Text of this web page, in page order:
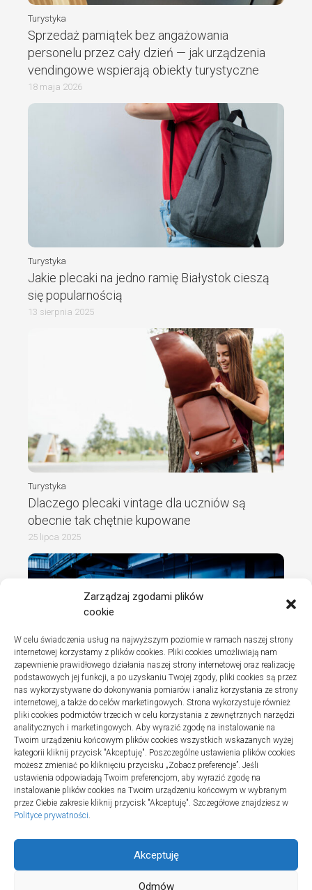
Zarządzaj zgodami plików
cookie
W celu świadczenia usług na najwyższym poziomie w ramach naszej strony
internetowej korzystamy z plików cookies. Pliki cookies umożliwiają nam
zapewnienie prawidłowego działania naszej strony internetowej oraz realizację
podstawowych jej funkcji, a po uzyskaniu Twojej zgody, pliki cookies są przez
nas wykorzystywane do dokonywania pomiarów i analiz korzystania ze strony
internetowej, a także do celów marketingowych. Strona wykorzystuje również
pliki cookies podmiotów trzecich w celu korzystania z zewnętrznych narzędzi
analitycznych i marketingowych. Aby wyrazić zgodę na instalowanie na
Twoim urządzeniu końcowym plików cookies wszystkich wskazanych wyżej
kategorii kliknij przycisk "Akceptuję". Poszczególne ustawienia plików cookies
możesz zmieniać po kliknięciu przycisku „Zobacz preferencje”. Jeśli
ustawienia odpowiadają Twoim preferencjom, aby wyrazić zgodę na
instalowanie plików cookies na Twoim urządzeniu końcowym w wybranym
przez Ciebie zakresie kliknij przycisk "Akceptuję". Szczegółowe znajdziesz w
Polityce prywatności.
Akceptuję
Odmów
Turystyka
Sprzedaż pamiątek bez angażowania
personelu przez cały dzień — jak urządzenia
vendingowe wspierają obiekty turystyczne
18 maja 2026
Turystyka
Jakie plecaki na jedno ramię Białystok cieszą
się popularnością
13 sierpnia 2025
Turystyka
Dlaczego plecaki vintage dla uczniów są
obecnie tak chętnie kupowane
25 lipca 2025
Turystyka
Jak wybrać dobrą firmę do instalacji
sanitarnych w szpitalach
20 lipca 2025